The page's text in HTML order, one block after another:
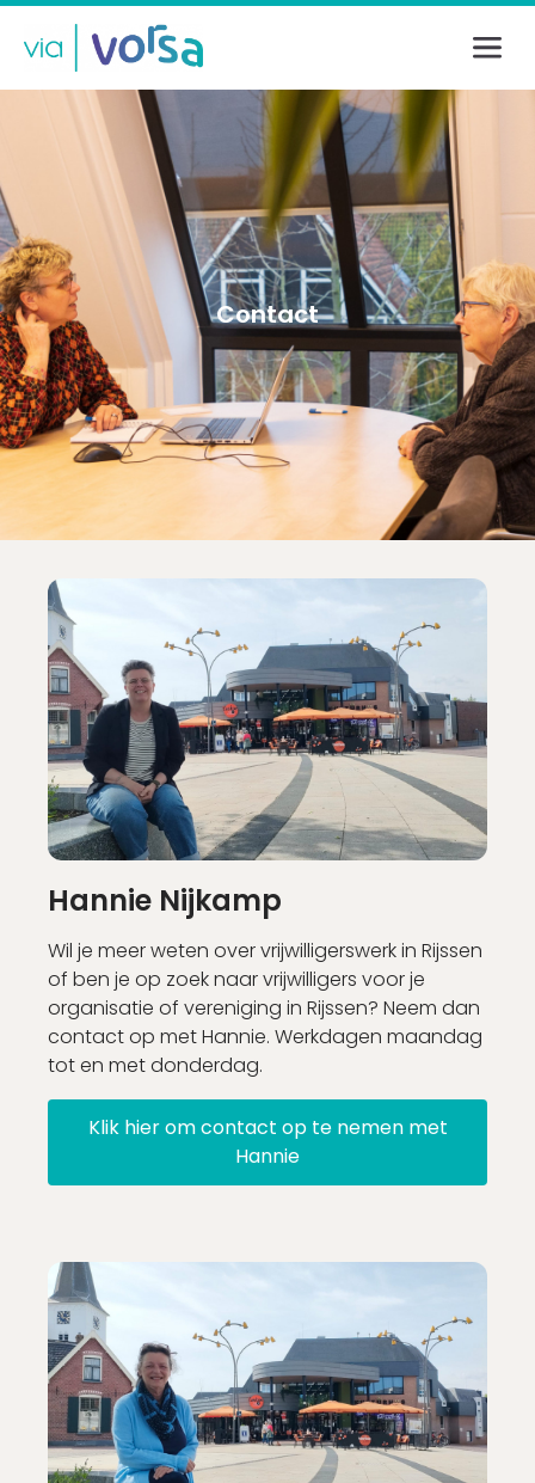
Contact
Hannie Nijkamp
Wil je meer weten over vrijwilligerswerk in Rijssen
of ben je op zoek naar vrijwilligers voor je
organisatie of vereniging in Rijssen? Neem dan
contact op met Hannie. Werkdagen maandag
tot en met donderdag.
Klik hier om contact op te nemen met
Hannie
Inloggen
E-mailadres
Wachtwoord
Login
Wachtwoord vergeten?
Nog geen account?
Account aanmaken